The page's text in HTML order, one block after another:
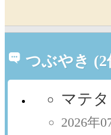
つぶやき (2
マテタ
2026年